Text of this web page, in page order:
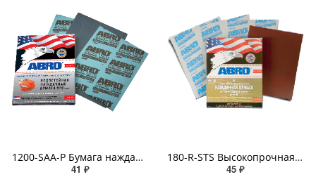
1200-SAA-P Бумага наждачная автомобильная водостойкая 1200
41 ₽
180-R-STS Высокопрочная наждачная бумага на тканевой основе. Универсальная 180 ABRO
45 ₽